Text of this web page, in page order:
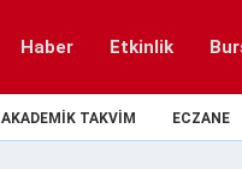
Haber Etkinlik
AKADEMIK TAKVIM ECZANE